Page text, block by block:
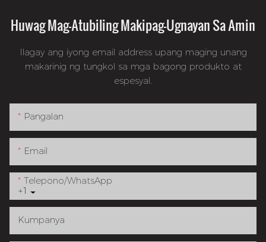
Huwag Mag-Atubiling Makipag-Ugnayan Sa Amin
Ilagay ang iyong email address upang maging unang
makarinig ng tungkol sa mga bagong produkto at
espesyal.
Pangalan
Email
+1
Telepono/whatsApp
Kumpanya